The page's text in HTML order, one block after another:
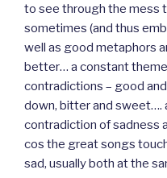
to see through the mess
sometimes (and thus
well as good metaphors
better… a constant
contradictions – good
down, bitter and sweet….
contradiction of sadness
cos the great songs
sad, usually both at the